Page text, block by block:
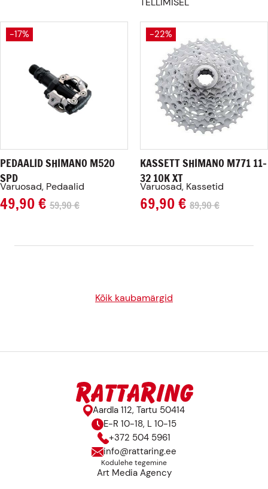
-17%
PEDAALID SHIMANO M520
SPD
Varuosad, Pedaalid
49,90€ 59,90€
-22%
KASSETT SHIMANO M771 11-
32 10K XT
Varuosad, Kassetid
69,90€ 89,90€
Kõik kaubamärgid
Aardla 112, Tartu 50414
E-R 10-18, L 10-15
+372 504 5961
info@rattaring.ee
Kodulehe tegemine
Art Media Agency